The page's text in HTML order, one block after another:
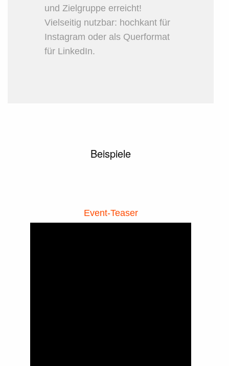
und Zielgruppe erreicht!
Vielseitig nutzbar: hochkant für
Instagram oder als Querformat
für LinkedIn.
Beispiele
Event-Teaser